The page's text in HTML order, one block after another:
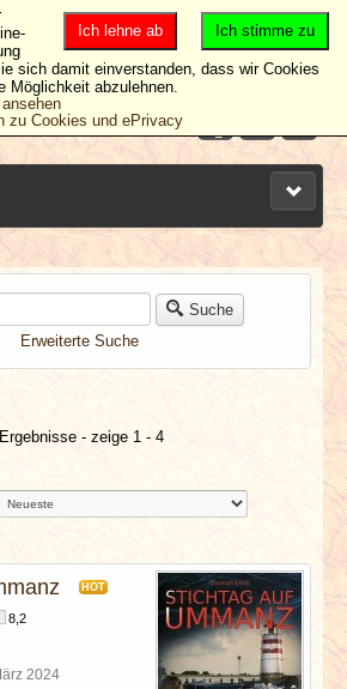
Suche
Erweiterte Suche
- zeige 1 - 4
HOT
8,2
2024
Ich stimme zu
Ich lehne ab
sich damit einverstanden, dass wir Cookies
Möglichkeit abzulehnen.
zu Cookies und ePrivacy